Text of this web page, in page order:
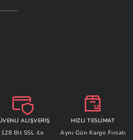
ALIŞVERİŞ
128 Bit SSL ile
HIZLI TESLİMAT
Aynı Gün Kargo Fırsatı